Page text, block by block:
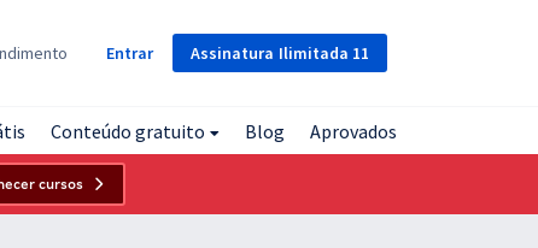
Assinatura Ilimitada 11
Entrar
Conteúdo gratuito Blog Aprovados
cursos